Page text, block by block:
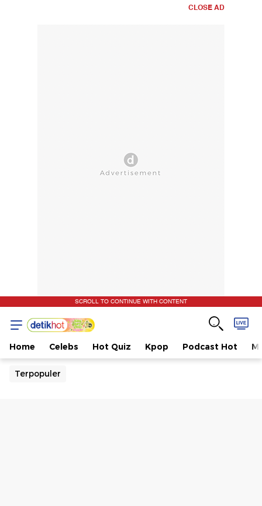
CLOSE AD
SCROLL TO CONTINUE WITH CONTENT
Home Celebs Hot Quiz Kpop Podcast Hot
Terpopuler